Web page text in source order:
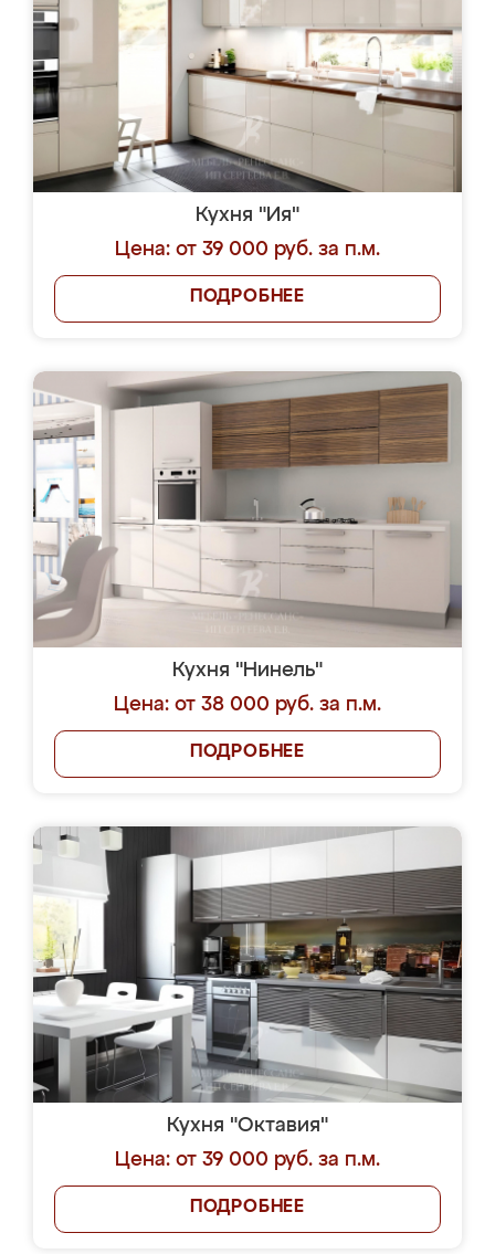
Кухня "Ия"
Цена: от 39 000 руб. за п.м.
ПОДРОБНЕЕ
Кухня "Нинель"
Цена: от 38 000 руб. за п.м.
ПОДРОБНЕЕ
Кухня "Октавия"
Цена: от 39 000 руб. за п.м.
ПОДРОБНЕЕ